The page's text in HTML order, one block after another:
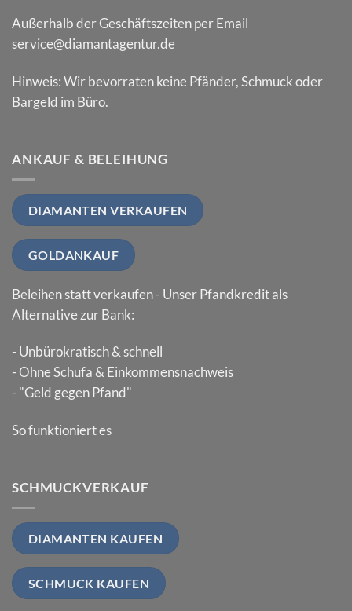
Außerhalb der Geschäftszeiten per Email
service@diamantagentur.de
Hinweis: Wir bevorraten keine Pfänder, Schmuck oder
Bargeld im Büro.
ANKAUF & BELEIHUNG
DIAMANTEN VERKAUFEN
GOLDANKAUF
Beleihen statt verkaufen - Unser Pfandkredit als
Alternative zur Bank:
- Unbürokratisch & schnell
- Ohne Schufa & Einkommensnachweis
- "Geld gegen Pfand"
So funktioniert es
SCHMUCKVERKAUF
DIAMANTEN KAUFEN
SCHMUCK KAUFEN